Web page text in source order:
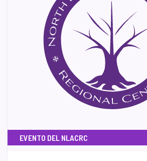
EVENTO DEL NLACRC